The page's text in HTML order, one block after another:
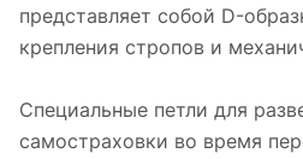
представляет собой D-
крепления стропов и
Специальные петли для
самостраховки во время